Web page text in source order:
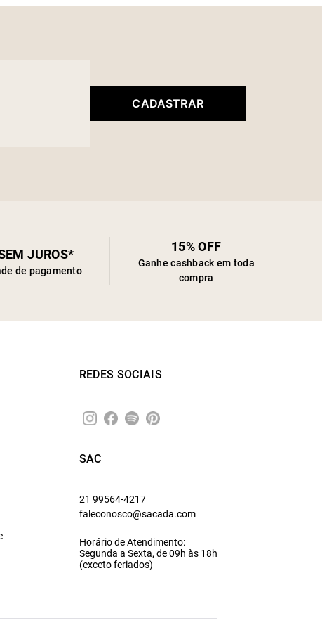
CADASTRAR
JUROS*
de pagamento
15% OFF
Ganhe cashback em toda
compra
REDES SOCIAIS
SAC
21 99564-4217
faleconosco@sacada.com
Horário de Atendimento:
Segunda a Sexta, de 09h às 18h
(exceto feriados)